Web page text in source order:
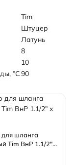
Tim
Штуцер
Латунь
8
10
°C90
шланга
Tim ВнР 1.1/2" х